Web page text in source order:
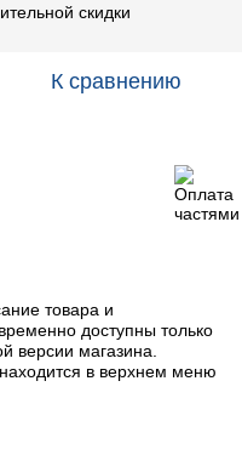
скидки
К сравнению
товара и
доступны только
версии магазина.
в верхнем меню